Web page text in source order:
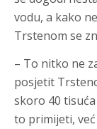
vodu, a kako
Trstenom se
– To nitko ne
posjetit
skoro 40
to primijeti,